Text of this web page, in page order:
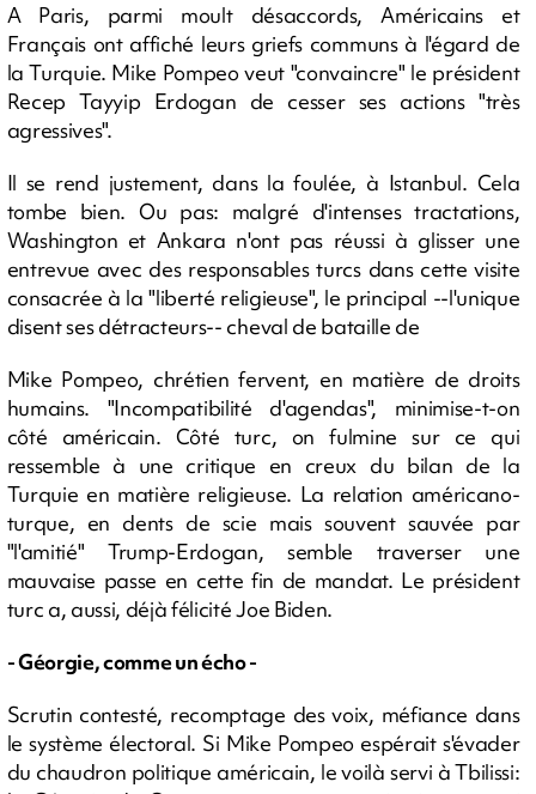
A Paris, parmi moult désaccords, Américains et
Français ont affiché leurs griefs communs à l'égard de
la Turquie. Mike Pompeo veut "convaincre" le président
Recep Tayyip Erdogan de cesser ses actions "très
agressives".
Il se rend justement, dans la foulée, à Istanbul. Cela
tombe bien. Ou pas: malgré d'intenses tractations,
Washington et Ankara n'ont pas réussi à glisser une
entrevue avec des responsables turcs dans cette visite
consacrée à la "liberté religieuse", le principal --l'unique
disent ses détracteurs-- cheval de bataille de
Mike Pompeo, chrétien fervent, en matière de droits
humains. "Incompatibilité d'agendas", minimise-t-on
côté américain. Côté turc, on fulmine sur ce qui
ressemble à une critique en creux du bilan de la
Turquie en matière religieuse. La relation américano-
turque, en dents de scie mais souvent sauvée par
"l'amitié" Trump-Erdogan, semble traverser une
mauvaise passe en cette fin de mandat. Le président
turc a, aussi, déjà félicité Joe Biden.
- Géorgie, comme un écho -
Scrutin contesté, recomptage des voix, méfiance dans
le système électoral. Si Mike Pompeo espérait s'évader
du chaudron politique américain, le voilà servi à Tbilissi: